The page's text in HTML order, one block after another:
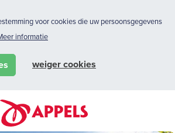
voor cookies die uw persoonsgegevens
informatie
weiger cookies